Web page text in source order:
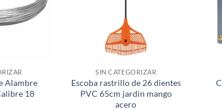
Alambre
18
SIN CATEGORIZAR
Escoba rastrillo de 26 dientes
PVC 65cm jardin mango
acero